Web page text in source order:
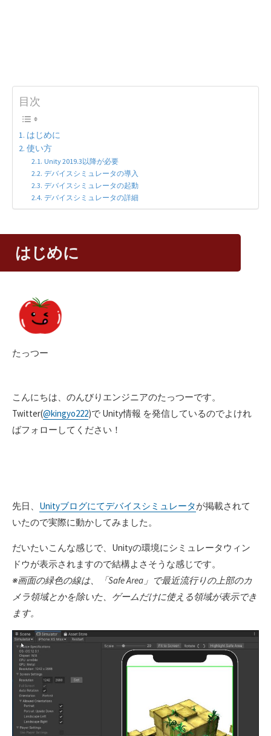
目次
はじめに
使い方
Unity 2019.3以降が必要
デバイスシミュレータの導入
デバイスシミュレータの起動
デバイスシミュレータの詳細
はじめに
たっつー
こんにちは、のんびりエンジニアのたっつーです。
Twitter(@kingyo222)で Unity情報 を発信しているのでよけれ
ばフォローしてください！
先日、 Unityブログにてデバイスシミュレータが掲載されて
いたので実際に動かしてみました。
だいたいこんな感じで、Unityの環境にシミュレータウィン
ドウが表示されますので結構よさそうな感じです。
※画面の緑色の線は、「Safe Area」で最近流行りの上部のカ
メラ領域とかを除いた、ゲームだけに使える領域が表示でき
ます。